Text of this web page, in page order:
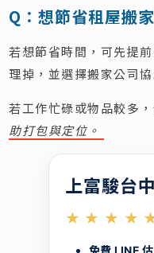
Q：想節省租屋搬
若想節省時間，可先提
理掉，並選擇搬家公司協
若工作忙碌或物品較多
助打包與定位。
上富駿台
★ ★ ★ ★
免費 LINE 估